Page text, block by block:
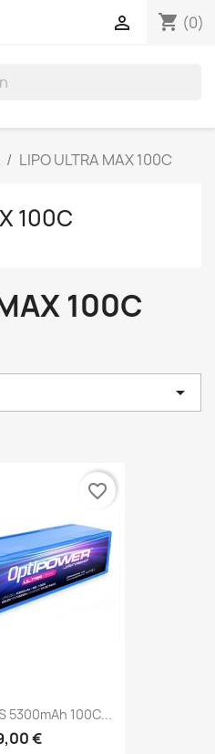
shopping_cart (0)

LIPO ULTRA MAX 100C
100C
100C

5300mAh 100C...
€
favorite_border